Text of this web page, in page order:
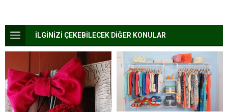
İLGİNİZİ ÇEKEBİLECEK DİĞER KONULAR